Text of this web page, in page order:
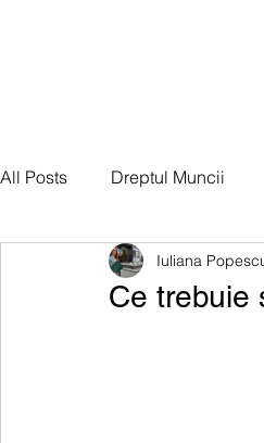
All Posts Dreptul Muncii
Drept societar Dreptul
Ce trebuie
Iuliana